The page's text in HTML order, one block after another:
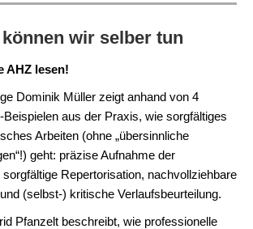
wir selber tun
AHZ lesen!
Dominik Müller zeigt anhand von 4
Beispielen aus der Praxis, wie sorgfältiges
Arbeiten (ohne „übersinnliche
geht: präzise Aufnahme der
Repertorisation, nachvollziehbare
(selbst-) kritische Verlaufsbeurteilung.
Pfanzelt beschreibt, wie professionelle